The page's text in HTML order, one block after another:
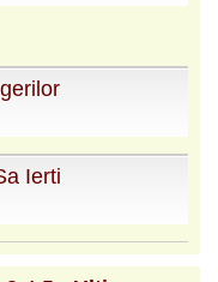
Ierti